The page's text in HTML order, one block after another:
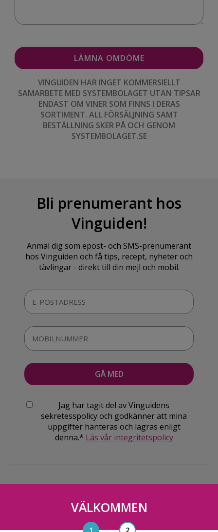
VINGUIDEN HAR INGET KOMMERSIELLT
SAMARBETE MED SYSTEMBOLAGET UTAN TIPSAR
ENDAST OM VINER SOM FINNS I DERAS
SORTIMENT. ALL FÖRSÄLJNING SAMT
BESTÄLLNING SKER PÅ OCH GENOM
SYSTEMBOLAGET.SE
Bli prenumerant hos
Vinguiden!
Anmäl dig som epost- och SMS-prenumerant
hos Vinguiden och få tips, recept, nyheter och
tävlingar - direkt till din mejl och mobil.
Jag har tagit del av Vinguidens
sekretesspolicy och godkänner att mina
uppgifter hanteras och lagras enligt
denna.* Läs vår integritetspolicy
Vinguiden Nordic AB
VÄLKOMMEN